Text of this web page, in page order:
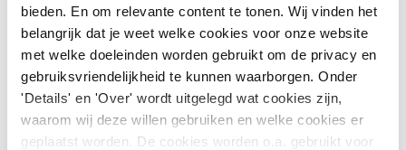
bieden. En om relevante content te tonen. Wij vinden het
belangrijk dat je weet welke cookies voor onze website
met welke doeleinden worden gebruikt om de privacy en
gebruiksvriendelijkheid te kunnen waarborgen. Onder
'Details' en 'Over' wordt uitgelegd wat cookies zijn,
waarom wij deze willen gebruiken en welke cookies er
geplaatst worden. De cookies worden o.a. gebruikt voor
Gerelateerd nieuws Meer nieuws
Mens